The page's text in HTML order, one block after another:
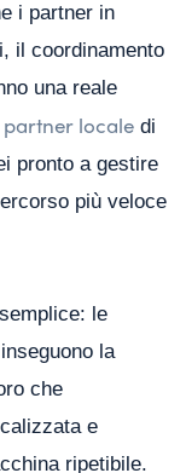
i partner in
il coordinamento
una reale
locale di
pronto a gestire
più veloce
le
la
che
e
ripetibile.